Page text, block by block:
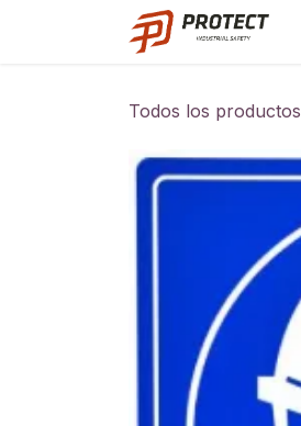
Todos los productos